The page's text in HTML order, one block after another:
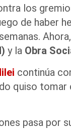
los
de haber
y la Obra
continúa
quiso
pasa por